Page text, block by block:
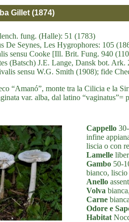
Gillet (1874)
fung. (Halle): 51 (1783)
De Seynes, Les Hygrophores: 105
sensu Cooke [Ill. Brit. Fung. 940
(Batsch) J.E. Lange, Dansk bot. Ark.
sensu W.G. Smith (1908); fide
“Amanó”, monte tra la Cilicia e la
var. alba, dal latino “vaginatus”=
Cappello
infine
liscia o con
Lamelle
Gambo 50-
bianco,
Anello
Volva
Carne
Odore e
Habitat